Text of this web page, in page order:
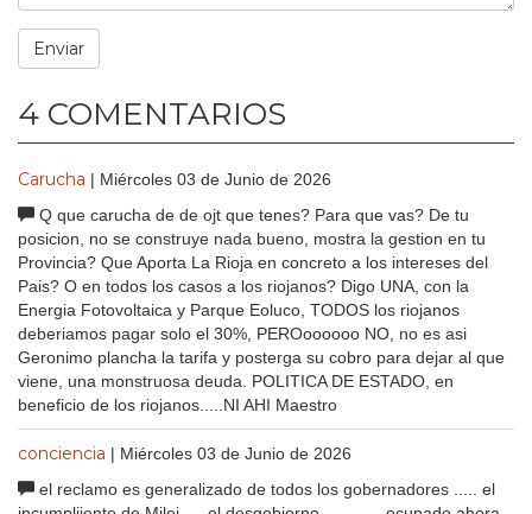
4 COMENTARIOS
Carucha | Miércoles 03 de Junio de 2026
Q que carucha de de ojt que tenes? Para que vas? De tu
posicion, no se construye nada bueno, mostra la gestion en tu
Provincia? Que Aporta La Rioja en concreto a los intereses del
Pais? O en todos los casos a los riojanos? Digo UNA, con la
Energia Fotovoltaica y Parque Eoluco, TODOS los riojanos
deberiamos pagar solo el 30%, PEROoooooo NO, no es asi
Geronimo plancha la tarifa y posterga su cobro para dejar al que
viene, una monstruosa deuda. POLITICA DE ESTADO, en
beneficio de los riojanos.....NI AHI Maestro
conciencia | Miércoles 03 de Junio de 2026
el reclamo es generalizado de todos los gobernadores ..... el